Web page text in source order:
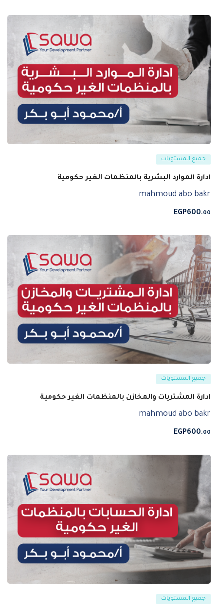
جميع المستويات
ادارة الموارد البشرية بالمنظمات الغير حكومية
mahmoud abo bakr
EGP600.00
جميع المستويات
ادارة المشتريات والمخازن بالمنظمات الغير حكومية
mahmoud abo bakr
EGP600.00
جميع المستويات